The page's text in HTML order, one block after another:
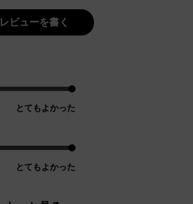
レビューを書く
とてもよかった
とてもよかった